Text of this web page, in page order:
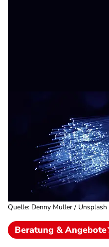
Quelle: Denny Muller / Unsplash
Beratung & Angebote